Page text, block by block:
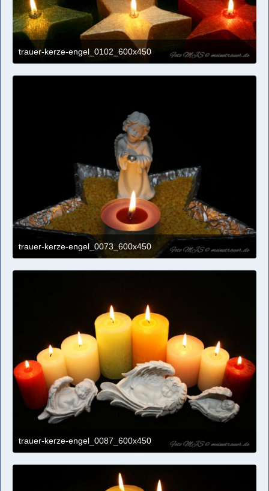
trauer-kerze-engel_0102_600x450
4. April 2021 um 11:09
trauer-kerze-engel_0073_600x450
4. April 2021 um 11:09
trauer-kerze-engel_0087_600x450
4. April 2021 um 11:09